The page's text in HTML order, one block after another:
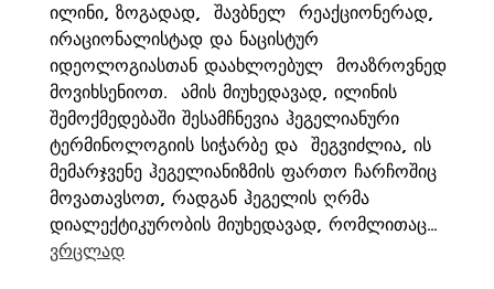
ილინი, ზოგადად, შავბნელ რეაქციონერად,
ირაციონალისტად და ნაცისტურ
იდეოლოგიასთან დაახლოებულ მოაზროვნედ
მოვიხსენიოთ. ამის მიუხედავად, ილინის
შემოქმედებაში შესამჩნევია ჰეგელიანური
ტერმინოლოგიის სიჭარბე და შეგვიძლია, ის
მემარჯვენე ჰეგელიანიზმის ფართო ჩარჩოშიც
მოვათავსოთ, რადგან ჰეგელის ღრმა
დიალექტიკურობის მიუხედავად, რომლითაც…
ვრცლად